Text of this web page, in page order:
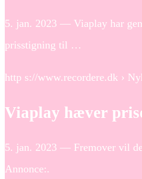
5. jan. 2023 — Viaplay har
prisstigning til …
http s://www.recordere.dk ›
Viaplay hæver
5. jan. 2023 — Fremover vil
Annonce:.